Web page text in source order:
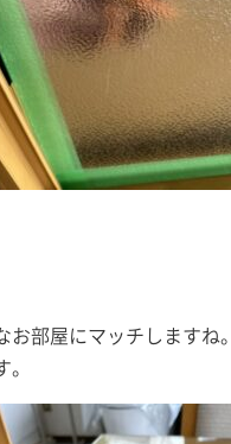
部屋にマッチしますね。